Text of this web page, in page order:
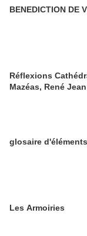
BENEDICTION DE
Réflexions
Mazéas, René
glosaire
Les Armoiries